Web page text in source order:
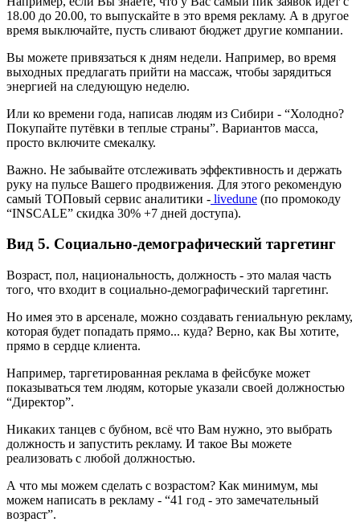
18.00 до 20.00, то выпускайте в это время рекламу. А в другое
время выключайте, пусть сливают бюджет другие компании.
Вы можете привязаться к дням недели. Например, во время
выходных предлагать прийти на массаж, чтобы зарядиться
энергией на следующую неделю.
Или ко времени года, написав людям из Сибири - “Холодно?
Покупайте путёвки в теплые страны”. Вариантов масса,
просто включите смекалку.
Важно. Не забывайте отслеживать эффективность и держать
руку на пульсе Вашего продвижения. Для этого рекомендую
самый ТОПовый сервис аналитики - livedune (по промокоду
“INSCALE” скидка 30% +7 дней доступа).
Вид 5. Социально-демографический таргетинг
Возраст, пол, национальность, должность - это малая часть
того, что входит в социально-демографический таргетинг.
Но имея это в арсенале, можно создавать гениальную рекламу,
которая будет попадать прямо... куда? Верно, как Вы хотите,
прямо в сердце клиента.
Например, таргетированная реклама в фейсбуке может
показываться тем людям, которые указали своей должностью
“Директор”.
Никаких танцев с бубном, всё что Вам нужно, это выбрать
должность и запустить рекламу. И такое Вы можете
реализовать с любой должностью.
А что мы можем сделать с возрастом? Как минимум, мы
можем написать в рекламу - “41 год - это замечательный
возраст”.